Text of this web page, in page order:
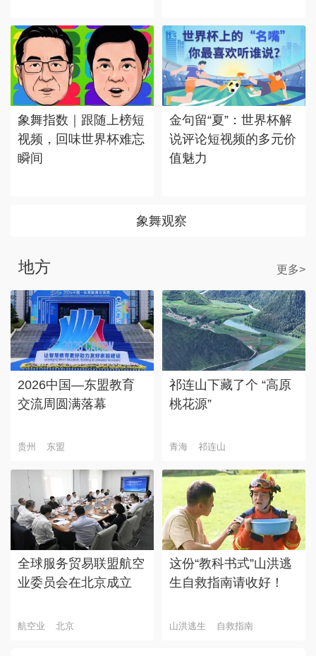
象舞指数｜跟随上榜短
视频，回味世界杯难忘
瞬间
金句留“夏”：世界杯解
说评论短视频的多元价
值魅力
象舞观察
地方 更多>
2026中国—东盟教育
交流周圆满落幕
贵州 东盟
祁连山下藏了个 “高原
桃花源”
青海 祁连山
全球服务贸易联盟航空
业委员会在北京成立
航空业 北京
这份“教科书式”山洪逃
生自救指南请收好！
山洪逃生 自救指南